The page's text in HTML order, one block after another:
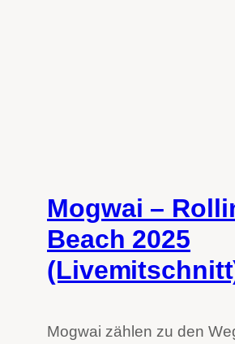
Mogwai –
Beach 2025
Mogwai zählen zu den